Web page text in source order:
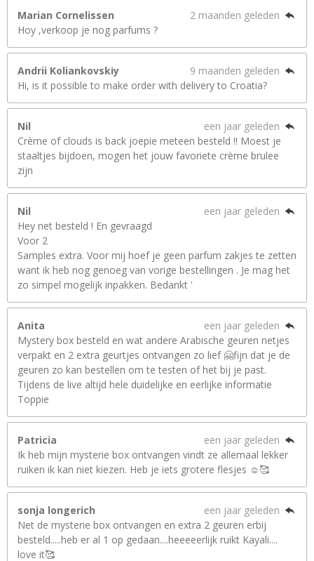
Marian Cornelissen
2 maanden geleden
Hoy ,verkoop je nog parfums ?
Andrii Koliankovskiy
9 maanden geleden
Hi, is it possible to make order with delivery to Croatia?
Nil
een jaar geleden
Crème of clouds is back joepie meteen besteld !! Moest je
staaltjes bijdoen, mogen het jouw favoriete crème brulee
zijn
Nil
een jaar geleden
Hey net besteld ! En gevraagd
Voor 2
Samples extra. Voor mij hoef je geen parfum zakjes te zetten
want ik heb nog genoeg van vorige bestellingen . Je mag het
zo simpel mogelijk inpakken. Bedankt '
Anita
een jaar geleden
Mystery box besteld en wat andere Arabische geuren netjes
verpakt en 2 extra geurtjes ontvangen zo lief 🤗fijn dat je de
geuren zo kan bestellen om te testen of het bij je past.
Tijdens de live altijd hele duidelijke en eerlijke informatie
Toppie
Patricia
een jaar geleden
Ik heb mijn mysterie box ontvangen vindt ze allemaal lekker
ruiken ik kan niet kiezen. Heb je iets grotere flesjes ☺️🥰
sonja longerich
een jaar geleden
Net de mysterie box ontvangen en extra 2 geuren erbij
besteld.....heb er al 1 op gedaan....heeeeerlijk ruikt Kayali....
love it🥰